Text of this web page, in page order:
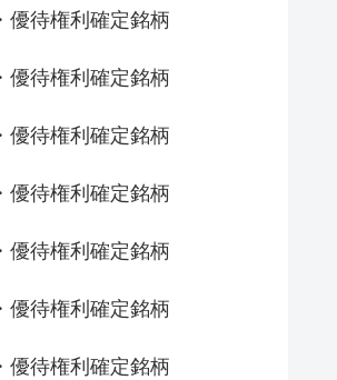
優待権利確定銘柄
優待権利確定銘柄
優待権利確定銘柄
優待権利確定銘柄
優待権利確定銘柄
優待権利確定銘柄
優待権利確定銘柄